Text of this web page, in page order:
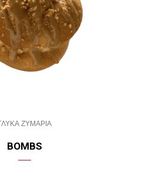
ΓΛΥΚΑ ΖΥΜΑΡΙΑ
BOMBS